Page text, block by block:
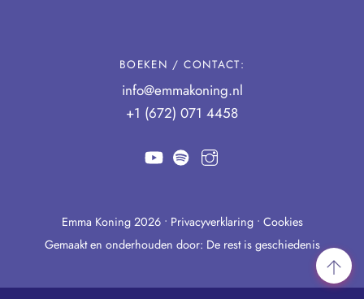
BOEKEN / CONTACT:
info@emmakoning.nl
+1 (672) 071 4458
YouTubeSpotify
Emma Koning 2026 • Privacyverklaring• Cookies
Gemaakt en onderhouden door: De rest is geschiedenis